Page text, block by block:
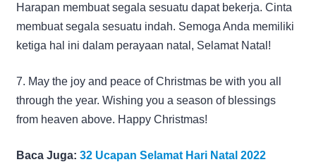
Harapan membuat segala sesuatu dapat bekerja. Cinta
membuat segala sesuatu indah. Semoga Anda memiliki
ketiga hal ini dalam perayaan natal, Selamat Natal!
7. May the joy and peace of Christmas be with you all
through the year. Wishing you a season of blessings
from heaven above. Happy Christmas!
Baca Juga: 32 Ucapan Selamat Hari Natal 2022